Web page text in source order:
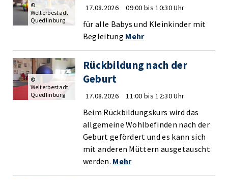
17.08.2026 09:00 bis 10:30 Uhr
für alle Babys und Kleinkinder mit
Begleitung Mehr
©
Welterbestadt
Quedlinburg
Rückbildung nach der
Geburt
17.08.2026 11:00 bis 12:30 Uhr
Beim Rückbildungskurs wird das
allgemeine Wohlbefinden nach der
Geburt gefördert und es kann sich
mit anderen Müttern ausgetauscht
werden. Mehr
©
Welterbestadt
Quedlinburg